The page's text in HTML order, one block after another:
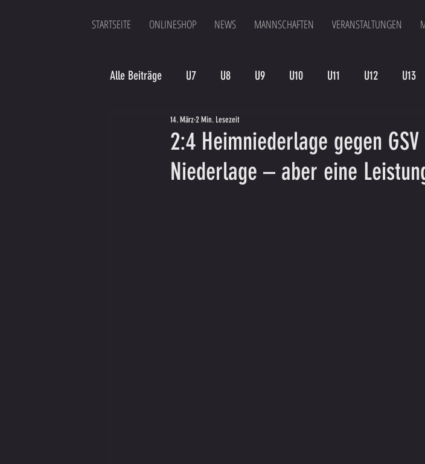
STARTSEITE ONLINESHOP NEWS MANNSCHAFTEN VERANSTALTUNGEN
Alle Beiträge U7 U8 U9 U10 U11 U12 U13
Spielergebnis Veranstaltungen
2:4 Heimniederlage gegen
Niederlage – aber eine
14. März2 Min. Lesezeit